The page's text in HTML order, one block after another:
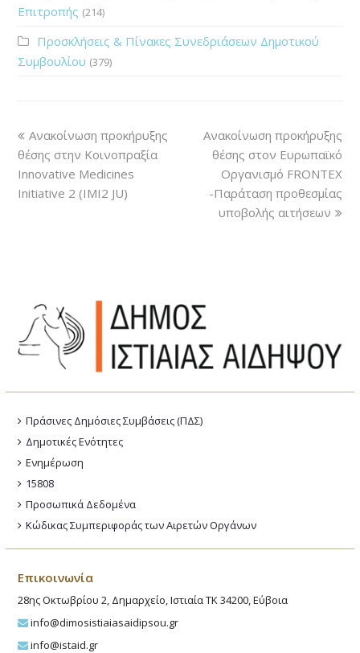
Επιτροπής (214)
Προσκλήσεις & Πίνακες Συνεδριάσεων Δημοτικού
Συμβουλίου (379)
Ανακοίνωση προκήρυξης
θέσης στην Κοινοπραξία
Innovative Medicines
Initiative 2 (IMI2 JU)
Ανακοίνωση προκήρυξης
θέσης στoν Ευρωπαϊκό
Οργανισμό FRONTEX
-Παράταση προθεσμίας
υποβολής αιτήσεων
Πράσινες Δημόσιες Συμβάσεις (ΠΔΣ)
Δημοτικές Ενότητες
Ενημέρωση
15808
Προσωπικά Δεδομένα
Κώδικας Συμπεριφοράς των Αιρετών Οργάνων
Επικοινωνία
28ης Οκτωβρίου 2, Δημαρχείο, Ιστιαία ΤΚ 34200, Εύβοια
info@dimosistiaiasaidipsou.gr
info@istaid.gr